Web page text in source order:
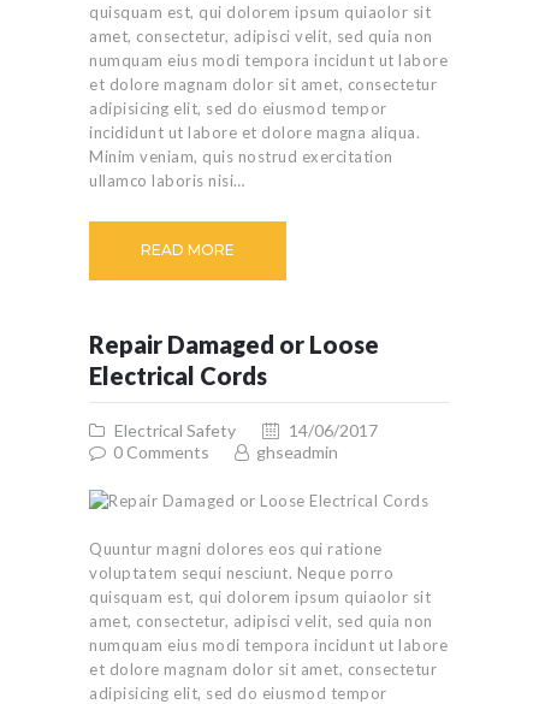
quisquam est, qui dolorem ipsum quiaolor sit
amet, consectetur, adipisci velit, sed quia non
numquam eius modi tempora incidunt ut labore
et dolore magnam dolor sit amet, consectetur
adipisicing elit, sed do eiusmod tempor
incididunt ut labore et dolore magna aliqua.
Minim veniam, quis nostrud exercitation
ullamco laboris nisi…
READ MORE
Repair Damaged or Loose
Electrical Cords
Electrical Safety
14/06/2017
0 Comments ghseadmin
Quuntur magni dolores eos qui ratione
voluptatem sequi nesciunt. Neque porro
quisquam est, qui dolorem ipsum quiaolor sit
amet, consectetur, adipisci velit, sed quia non
numquam eius modi tempora incidunt ut labore
et dolore magnam dolor sit amet, consectetur
adipisicing elit, sed do eiusmod tempor